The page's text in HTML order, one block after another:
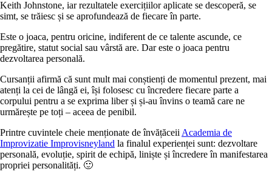
Keith Johnstone, iar rezultatele exercițiilor aplicate se descoperă, se
simt, se trăiesc și se aprofundează de fiecare în parte.
Este o joaca, pentru oricine, indiferent de ce talente ascunde, ce
pregătire, statut social sau vârstă are. Dar este o joaca pentru
dezvoltarea personală.
Cursanții afirmă că sunt mult mai conștienți de momentul prezent, mai
atenți la cei de lângă ei, își folosesc cu încredere fiecare parte a
corpului pentru a se exprima liberși și-au învins o teamă care ne
urmărește pe toți – aceea de penibil.
Printre cuvintele cheie menționate de învățăceiiAcademia de
Improvizatie Improvisneyland la finalul experienței sunt: dezvoltare
personală, evoluție, spirit de echipă, liniște și încredere în manifestarea
propriei personalități. 🙂